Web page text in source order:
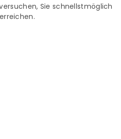
Sie schnellstmöglich